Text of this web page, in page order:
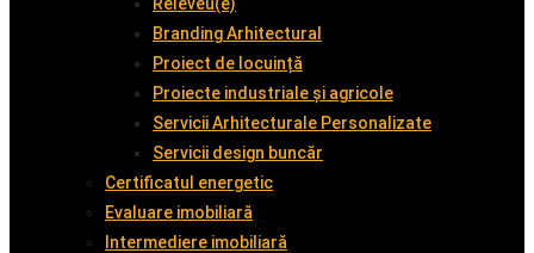
Branding Arhitectural
Proiect de locuință
Proiecte industriale și agricole
Servicii Arhitecturale Personalizate
Servicii design buncăr
Certificatul energetic
Evaluare imobiliară
Intermediere imobiliară